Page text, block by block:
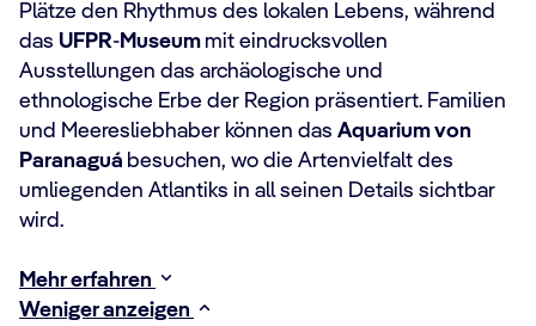
Plätze den Rhythmus des lokalen Lebens, während
das UFPR-Museum mit eindrucksvollen
Ausstellungen das archäologische und
ethnologische Erbe der Region präsentiert. Familien
und Meeresliebhaber können das Aquarium von
Paranaguá besuchen, wo die Artenvielfalt des
umliegenden Atlantiks in all seinen Details sichtbar
wird.
Mehr erfahren
Weniger anzeigen